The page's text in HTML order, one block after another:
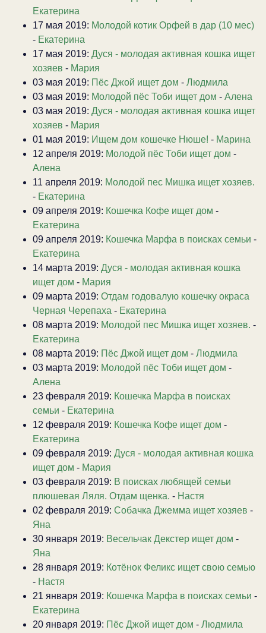
Екатерина
17 мая 2019: Молодой котик Орфей в дар (10 мес)
- Екатерина
17 мая 2019: Дуся - молодая активная кошка ищет
хозяев - Мария
03 мая 2019: Пёс Джой ищет дом - Людмила
03 мая 2019: Молодой пёс Тоби ищет дом - Алена
03 мая 2019: Дуся - молодая активная кошка ищет
хозяев - Мария
01 мая 2019: Ищем дом кошечке Нюше! - Марина
12 апреля 2019: Молодой пёс Тоби ищет дом -
Алена
11 апреля 2019: Молодой пес Мишка ищет хозяев.
- Екатерина
09 апреля 2019: Кошечка Кофе ищет дом -
Екатерина
09 апреля 2019: Кошечка Марфа в поисках семьи -
Екатерина
14 марта 2019: Дуся - молодая активная кошка
ищет дом - Мария
09 марта 2019: Отдам годовалую кошечку окраса
Черная Черепаха - Екатерина
08 марта 2019: Молодой пес Мишка ищет хозяев. -
Екатерина
08 марта 2019: Пёс Джой ищет дом - Людмила
03 марта 2019: Молодой пёс Тоби ищет дом -
Алена
23 февраля 2019: Кошечка Марфа в поисках
семьи - Екатерина
12 февраля 2019: Кошечка Кофе ищет дом -
Екатерина
09 февраля 2019: Дуся - молодая активная кошка
ищет дом - Мария
03 февраля 2019: В поисках любящей семьи
плюшевая Ляля. Отдам щенка. - Настя
02 февраля 2019: Собачка Джемма ищет хозяев -
Яна
30 января 2019: Весельчак Декстер ищет дом -
Яна
28 января 2019: Котёнок Феликс ищет свою семью
- Настя
21 января 2019: Кошечка Марфа в поисках семьи -
Екатерина
20 января 2019: Пёс Джой ищет дом - Людмила